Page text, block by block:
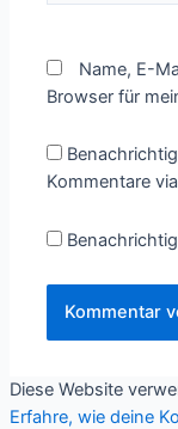
Name, E-
Browser für
Kommentare
Diese Website
Erfahre, wie deine